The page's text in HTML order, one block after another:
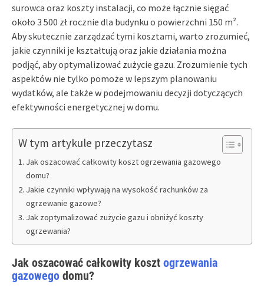
surowca oraz koszty instalacji, co może łącznie sięgać
około 3 500 zł rocznie dla budynku o powierzchni 150 m².
Aby skutecznie zarządzać tymi kosztami, warto zrozumieć,
jakie czynniki je kształtują oraz jakie działania można
podjąć, aby optymalizować zużycie gazu. Zrozumienie tych
aspektów nie tylko pomoże w lepszym planowaniu
wydatków, ale także w podejmowaniu decyzji dotyczących
efektywności energetycznej w domu.
W tym artykule przeczytasz
Jak oszacować całkowity koszt ogrzewania gazowego
domu?
Jakie czynniki wpływają na wysokość rachunków za
ogrzewanie gazowe?
Jak zoptymalizować zużycie gazu i obniżyć koszty
ogrzewania?
Jak oszacować całkowity koszt ogrzewania
gazowego domu?